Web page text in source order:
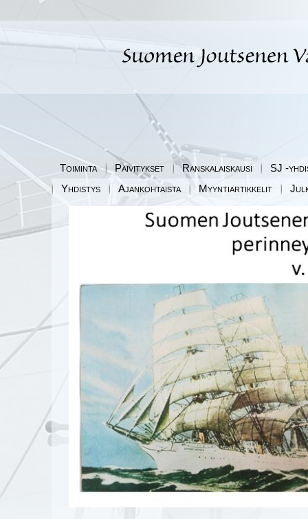
Toiminta Päivitykset Ranskalaiskausi
SJ -
Yhdistys
Ajankohtaista Myyntiartikkelit